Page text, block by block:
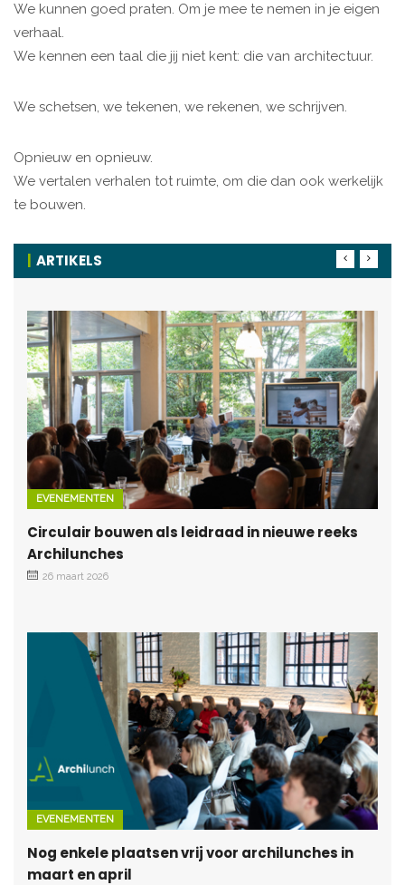
We kunnen goed praten. Om je mee te nemen in je eigen
verhaal.
We kennen een taal die jij niet kent: die van architectuur.
We schetsen, we tekenen, we rekenen, we schrijven.
Opnieuw en opnieuw.
We vertalen verhalen tot ruimte, om die dan ook werkelijk
te bouwen.
ARTIKELS
EVENEMENTEN
Circulair bouwen als leidraad in nieuwe reeks
Archilunches
26 maart 2026
EVENEMENTEN
Nog enkele plaatsen vrij voor archilunches in
maart en april